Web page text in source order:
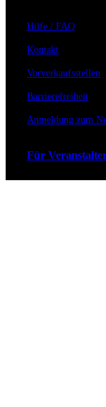
Hilfe / FAQ
Kontakt
Vorverkaufsstellen
Barrierefreiheit
Anmeldung zum
Für